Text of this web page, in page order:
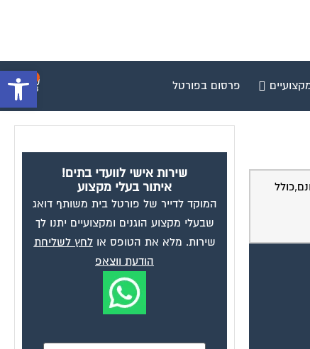
פתח פרסום בפורטל
שירות אישי לוועדי בתים!
איתור בעלי מקצוע
המוקד לדייר של פורטל בית משותף דואג
שבעלי מקצוע הוגנים ומקצועיים יתנו לך
שירות. מלא את הטופס אולחץ לשליחת
הודעת ווצאפ